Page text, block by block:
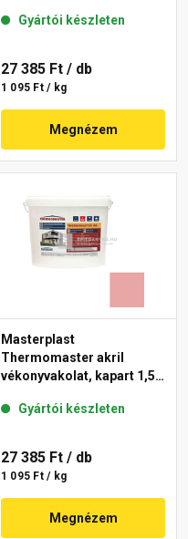
Gyártói készleten
27 385 Ft / db
1 095 Ft / kg
Megnézem
Masterplast
Thermomaster akril
vékonyvakolat, kapart 1,5
Gyártói készleten
27 385 Ft / db
1 095 Ft / kg
Megnézem